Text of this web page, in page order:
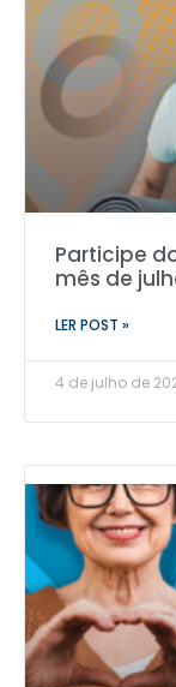
Participe
mês de
LER POST »
4 de julho de